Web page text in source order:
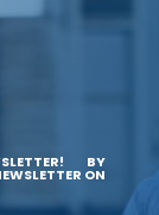
BY
ON